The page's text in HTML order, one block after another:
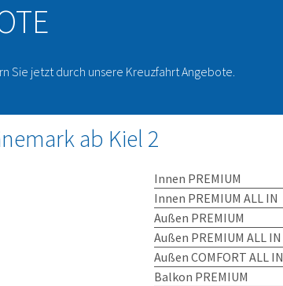
Sie jetzt durch unsere Kreuzfahrt Angebote.
ab Kiel 2
Innen PREMIUM
Innen PREMIUM ALL IN
Außen PREMIUM
Außen PREMIUM ALL IN
Außen COMFORT ALL IN
Balkon PREMIUM